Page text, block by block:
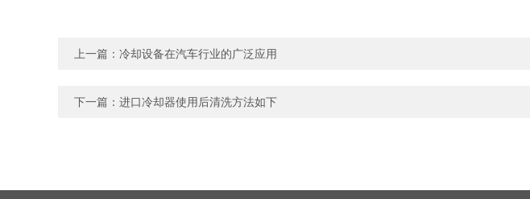
上一篇： 冷却设备在汽车行业的广泛应用
下一篇： 进口冷却器使用后清洗方法如下